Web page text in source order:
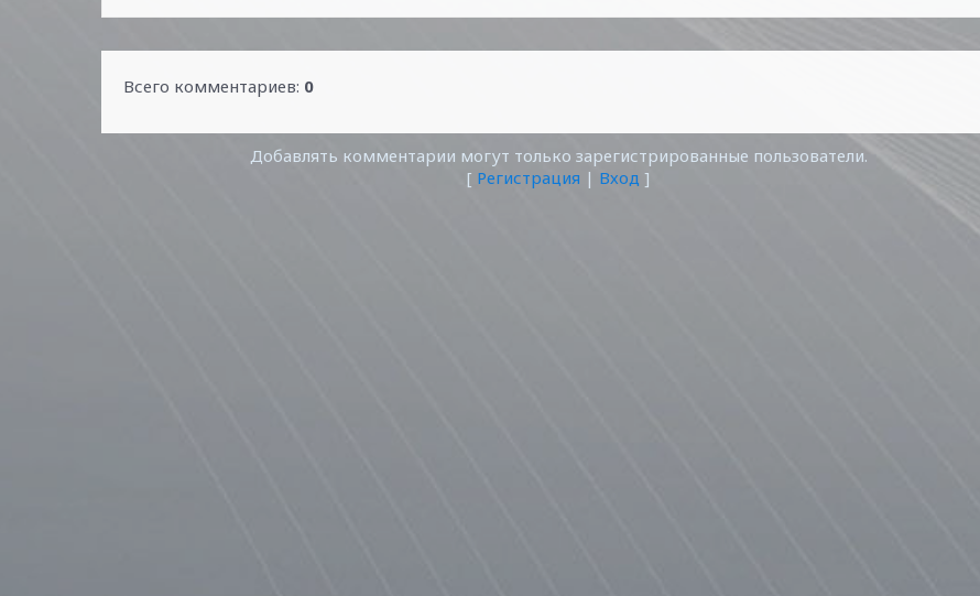
Всего комментариев: 0
Добавлять комментарии могут только зарегистрированные пользователи.
[ Регистрация | Вход ]